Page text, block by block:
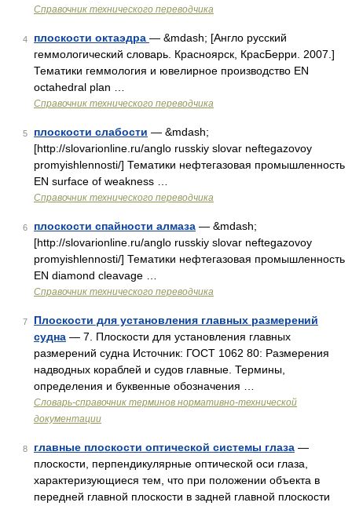
Справочник технического переводчика
4 плоскости октаэдра — &mdash; [Англо русский
геммологический словарь. Красноярск, КрасБерри. 2007.]
Тематики геммология и ювелирное производство EN
octahedral plan …
Справочник технического переводчика
5 плоскости слабости — &mdash;
[http://slovarionline.ru/anglo russkiy slovar neftegazovoy
promyishlennosti/] Тематики нефтегазовая промышленность
EN surface of weakness …
Справочник технического переводчика
6 плоскости спайности алмаза — &mdash;
[http://slovarionline.ru/anglo russkiy slovar neftegazovoy
promyishlennosti/] Тематики нефтегазовая промышленность
EN diamond cleavage …
Справочник технического переводчика
7
Плоскости для установления главных размерений
судна — 7. Плоскости для установления главных
размерений судна Источник: ГОСТ 1062 80: Размерения
надводных кораблей и судов главные. Термины,
определения и буквенные обозначения …
Словарь-справочник терминов нормативно-технической
документации
8 главные плоскости оптической системы глаза —
плоскости, перпендикулярные оптической оси глаза,
характеризующиеся тем, что при положении объекта в
передней главной плоскости в задней главной плоскости